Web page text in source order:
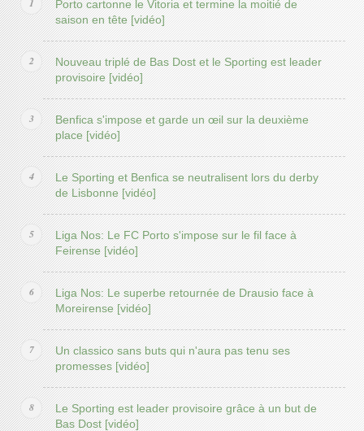
Porto cartonne le Vitoria et termine la moitié de
saison en tête [vidéo]
Nouveau triplé de Bas Dost et le Sporting est leader
provisoire [vidéo]
Benfica s'impose et garde un œil sur la deuxième
place [vidéo]
Le Sporting et Benfica se neutralisent lors du derby
de Lisbonne [vidéo]
Liga Nos: Le FC Porto s'impose sur le fil face à
Feirense [vidéo]
Liga Nos: Le superbe retournée de Drausio face à
Moreirense [vidéo]
Un classico sans buts qui n'aura pas tenu ses
promesses [vidéo]
Le Sporting est leader provisoire grâce à un but de
Bas Dost [vidéo]